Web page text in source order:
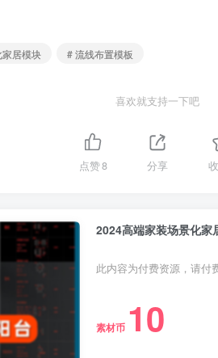
居模块 # 流线布置模板
喜欢就支持一下吧
点赞8 分享
2024高端家装场景化家
此内容为付费资源，请付
素材币 10